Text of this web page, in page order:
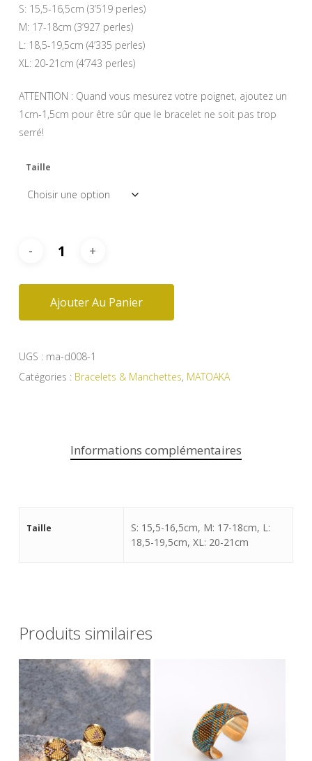
S: 15,5-16,5cm (3’519 perles)
M: 17-18cm (3’927 perles)
L: 18,5-19,5cm (4’335 perles)
XL: 20-21cm (4’743 perles)
ATTENTION : Quand vous mesurez votre poignet, ajoutez un
1cm-1,5cm pour être sûr que le bracelet ne soit pas trop
serré!
Taille
Ajouter Au Panier
UGS : ma-d008-1
Catégories : Bracelets & Manchettes, MATOAKA
Informations complémentaires
Taille
S: 15,5-16,5cm, M: 17-18cm, L:
18,5-19,5cm, XL: 20-21cm
Produits similaires